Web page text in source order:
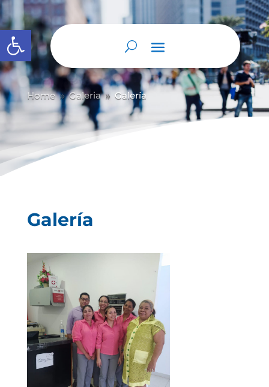
Abrir barra de herramientas
Home 9 Galeria 9 Galería
Galería